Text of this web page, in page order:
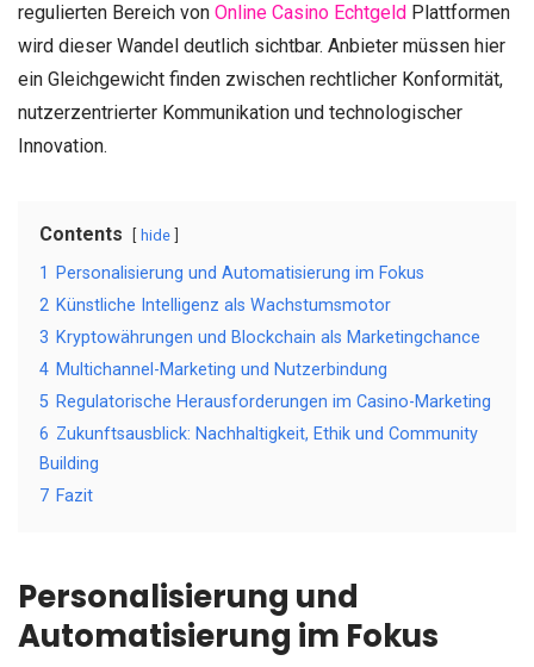
regulierten Bereich von Online Casino Echtgeld Plattformen
wird dieser Wandel deutlich sichtbar. Anbieter müssen hier
ein Gleichgewicht finden zwischen rechtlicher Konformität,
nutzerzentrierter Kommunikation und technologischer
Innovation.
Contents hide
1
Personalisierung und Automatisierung im Fokus
2 Künstliche Intelligenz als Wachstumsmotor
3 Kryptowährungen und Blockchain als Marketingchance
4 Multichannel-Marketing und Nutzerbindung
5 Regulatorische Herausforderungen im Casino-Marketing
6 Zukunftsausblick: Nachhaltigkeit, Ethik und Community
Building
7 Fazit
Personalisierung und
Automatisierung im Fokus